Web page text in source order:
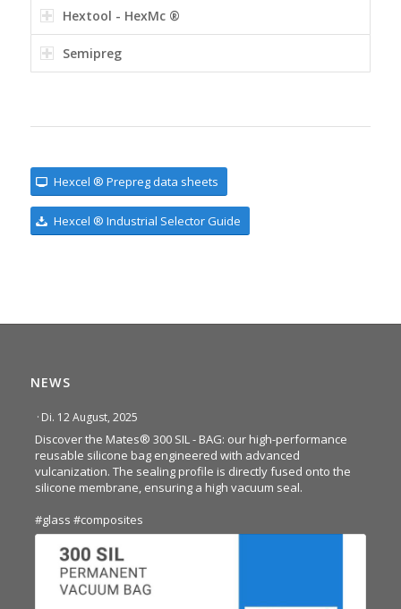
Hextool - HexMc ®
Semipreg
Hexcel ® Prepreg data sheets
Hexcel ® Industrial Selector Guide
NEWS
· Di. 12 August, 2025
Discover the Mates® 300 SIL - BAG: our high-performance
reusable silicone bag engineered with advanced
vulcanization. The sealing profile is directly fused onto the
silicone membrane, ensuring a high vacuum seal.
#glass #composites